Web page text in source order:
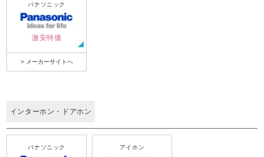
パナソニック
激安特価
> メーカーサイトへ
インターホン・ドアホン
パナソニック アイホン